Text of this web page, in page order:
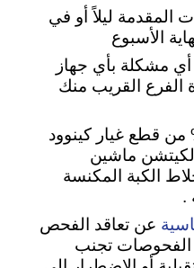
المقدمة ليلاً أو في
الأسبوع
أي مشكلة بأي جهاز
الفرع القريب منك
بأننا نوفر نسبة 91% من قطع غيار كينوود
ماشين
الكبة المكنسة
.
عن تعاقد الفحص
الفحوصات تجنب